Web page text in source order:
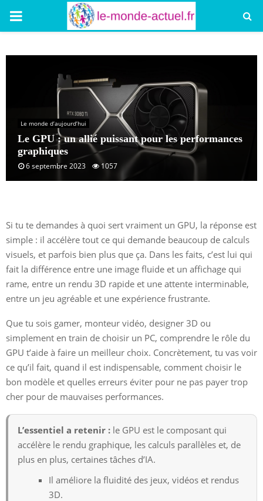
PRIMARY
Le monde d’aujourd’hui
Le GPU : un allié puissant pour les performances
graphiques
6 septembre 2023 1057
Si tu te demandes à quoi sert vraiment un GPU, la réponse est
simple : il accélère tout ce qui demande beaucoup de calculs
visuels, et parfois bien plus que ça. Dans les faits, c’est lui qui
fait la différence entre une image fluide et un affichage qui
rame, entre un rendu 3D rapide et une attente interminable,
entre un jeu agréable et une expérience frustrante.
Que tu sois gamer, monteur vidéo, designer 3D ou
simplement en train de choisir un PC, comprendre le rôle du
GPU t’aide à faire un meilleur choix. Concrètement, tu vas voir
ce qu’il fait, quand il est indispensable, comment choisir le
bon modèle et quelles erreurs éviter pour ne pas payer trop
cher pour de mauvaises performances.
L’essentiel a retenir : le GPU est le composant qui
accélère le rendu graphique, les calculs parallèles et, de
plus en plus, certaines tâches d’IA.
Il améliore la fluidité des jeux, vidéos et rendus
3D.